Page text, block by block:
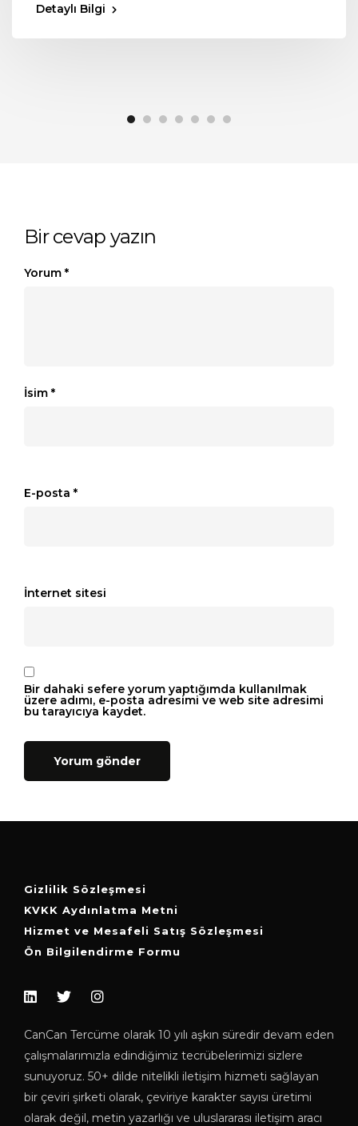
Detaylı Bilgi
Bir cevap yazın
Yorum *
İsim *
E-posta *
İnternet sitesi
Bir dahaki sefere yorum yaptığımda kullanılmak
üzere adımı, e-posta adresimi ve web site adresimi
bu tarayıcıya kaydet.
Gizlilik Sözleşmesi
KVKK Aydınlatma Metni
Hizmet ve Mesafeli Satış Sözleşmesi
Ön Bilgilendirme Formu
CanCan Tercüme olarak 10 yılı aşkın süredir devam eden
çalışmalarımızla edindiğimiz tecrübelerimizi sizlere
sunuyoruz. 50+ dilde nitelikli iletişim hizmeti sağlayan
bir çeviri şirketi olarak, çeviriye karakter sayısı üretimi
olarak değil, metin yazarlığı ve uluslararası iletişim aracı